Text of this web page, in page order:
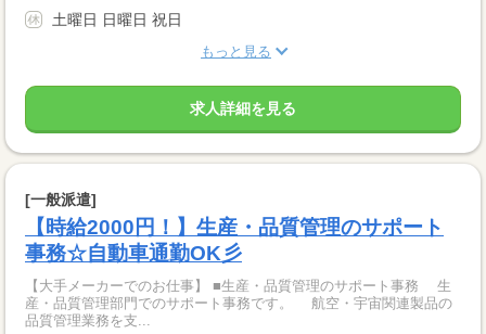
土曜日 日曜日 祝日
もっと見る
求人詳細を見る
[一般派遣]
【時給2000円！】生産・品質管理のサポート
事務☆自動車通勤OK彡
【大手メーカーでのお仕事】 ■生産・品質管理のサポート事務 生
産・品質管理部門でのサポート事務です。 航空・宇宙関連製品の
品質管理業務を支...